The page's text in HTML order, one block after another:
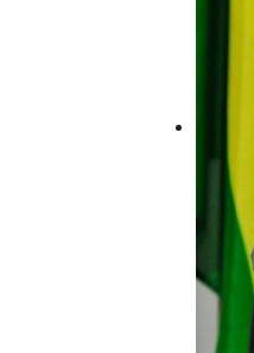
Acompanha Reunião
Da Mesa Nacional De
Permanente E